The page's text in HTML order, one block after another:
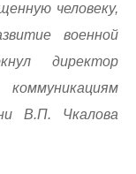
человеку,
военной
директор
В.П. Чкалова